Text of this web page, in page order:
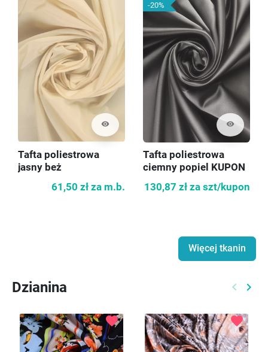
visibility
Tafta poliestrowa
jasny beż
61,50 zł za m.b.
-20%
visibility
Tafta poliestrowa
ciemny popiel KUPON
130,87 zł za szt/kupon
Więcej tkanin
Dzianina keyboard_arrow_left keyboard_arrow_right
favorite favorite